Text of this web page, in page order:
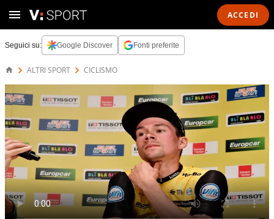
ACCEDI
Seguici su: Google Discover Fonti preferite
ALTRI SPORT CICLISMO